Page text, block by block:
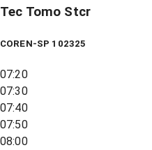
Tec Tomo Stcr
COREN-SP 102325
07:20
07:30
07:40
07:50
08:00